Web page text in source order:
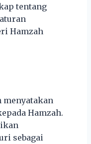
tentang
Hamzah
menyatakan
Hamzah.
sebagai